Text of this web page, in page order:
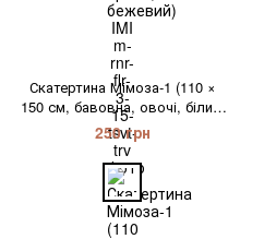
Скатертина Мімоза-1 (110 ×
150 см, бавовна, овочі, білий)
IMI
250 грн